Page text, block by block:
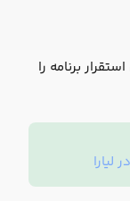
برنامه را
لیارا